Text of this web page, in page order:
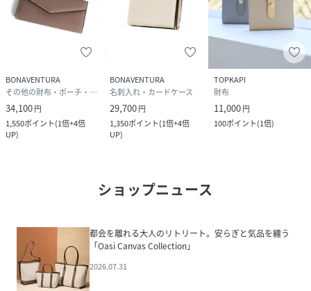
BONAVENTURA
その他の財布・ポーチ・ケース
34,100円
1,550ポイント(1倍+4倍
UP)
BONAVENTURA
名刺入れ・カードケース
29,700円
1,350ポイント(1倍+4倍
UP)
TOPKAPI
財布
11,000円
100ポイント(1倍)
ショップニュース
都会を離れる大人のリトリート。安らぎと気品を纏う
「Oasi Canvas Collection」
2026.07.31